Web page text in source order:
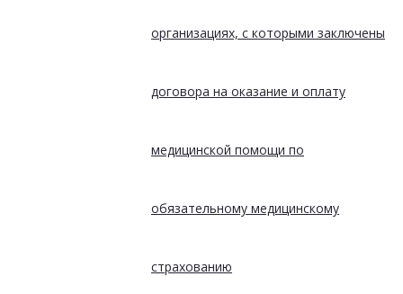
организациях, с которыми заключены
договора на оказание и оплату
медицинской помощи по
обязательному медицинскому
страхованию